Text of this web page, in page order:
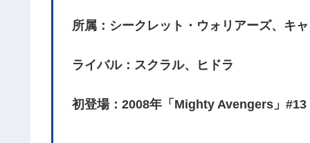
所属：シークレット・ウォリアーズ、キ
ライバル：スクラル、ヒドラ
初登場：2008年「Mighty Avengers」#13